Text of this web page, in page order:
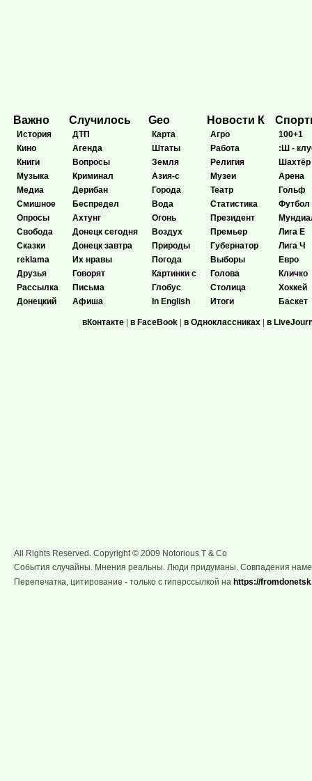
Важно
История
Кино
Книги
Музыка
Медиа
Смишное
Опросы
Свобода
Сказки
reklama
Друзья
Рассылка
Донецкий
Случилось
ДТП
Агенда
Вопросы
Криминал
Дерибан
Беспредел
Ахтунг
Донецк сегодня
Донецк завтра
Их нравы
Говорят
Письма
Афиша
Geo
Карта
Штаты
Земля
Азия-с
Города
Вода
Огонь
Воздух
Природы
Погода
Картинки с
Глобус
In English
Новости К
Агро
Работа
Религия
Музеи
Театр
Статистика
Президент
Премьер
Губернатор
Выборы
Голова
Столица
Итоги
100+1
:Ш -
Шахтёр
Арена
Гольф
Футбол
Лига Е
Лига Ч
Евро
Кличко
Хоккей
Баскет
вКонтакте | в FaceBook | в Одноклассниках | в
All Rights Reserved. Copyright © 2009 Notorious T & Co
События случайны. Мнения реальны. Люди придуманы. Совпадения
Перепечатка, цитирование - только с гиперссылкой на https://